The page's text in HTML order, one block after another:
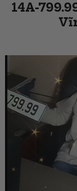
14A-